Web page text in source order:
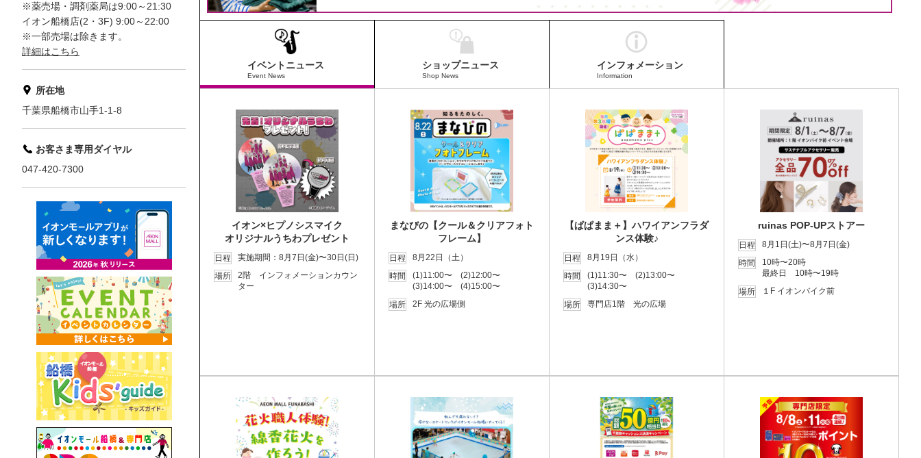
イベントニュース
Event News
ショップニュース
Shop News
インフォメーション
Information
イオン×ヒプノシスマイク
オリジナルうちわプレゼント
日程
実施期間：8月7日(金)〜30日(日)
場所
2階 インフォメーションカウン
ター
まなびの【クール＆クリアフォト
フレーム】
日程
8月22日（土）
時間
(1)11:00〜 (2)12:00〜
(3)14:00〜 (4)15:00〜
場所
2F 光の広場側
【ぱぱまま＋】ハワイアンフラダ
ンス体験♪
日程
8月19日（水）
時間
(1)11:30〜 (2)13:00〜
(3)14:30〜
場所
専門店1階 光の広場
ruinas POP-UPストアー
日程
8月1日(土)〜8月7日(金)
時間
10時〜20時
最終日 10時〜19時
場所
１F イオンバイク前
※薬売場・調剤薬局は9:00～21:30
イオン船橋店(2・3F) 9:00～22:00
※一部売場は除きます。
詳細はこちら
所在地
千葉県船橋市山手1-1-8
お客さま専用ダイヤル
047-420-7300